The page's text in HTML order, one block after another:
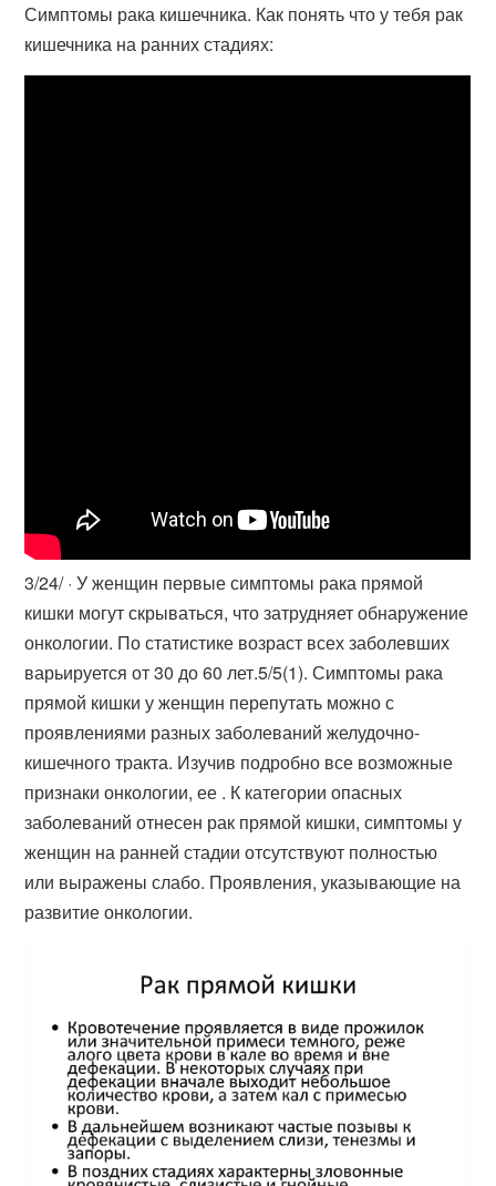
Симптомы рака кишечника. Как понять что у тебя рак
кишечника на ранних стадиях:
3/24/ · У женщин первые симптомы рака прямой
кишки могут скрываться, что затрудняет обнаружение
онкологии. По статистике возраст всех заболевших
варьируется от 30 до 60 лет.5/5(1). Симптомы рака
прямой кишки у женщин перепутать можно с
проявлениями разных заболеваний желудочно-
кишечного тракта. Изучив подробно все возможные
признаки онкологии, ее . К категории опасных
заболеваний отнесен рак прямой кишки, симптомы у
женщин на ранней стадии отсутствуют полностью
или выражены слабо. Проявления, указывающие на
развитие онкологии.